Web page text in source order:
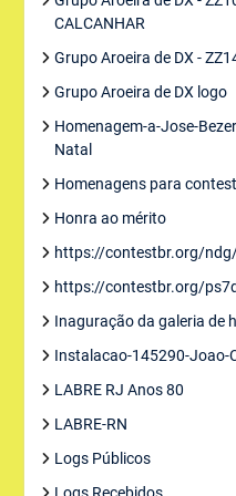
CALCANHAR
Grupo Aroeira de DX -
Grupo Aroeira de DX logo
Homenagem-a-Jose-
Natal
Homenagens para
Honra ao mérito
https://contestbr.org/
https://contestbr.org/
Inaguração da galeria de
Instalacao-145290-Joao-
LABRE RJ Anos 80
LABRE-RN
Logs Públicos